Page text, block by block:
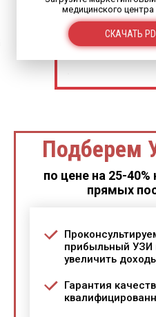
медицинского центра
СКАЧАТЬ
Подберем
по цене на 25-
прямых
прибыльный УЗИ
увеличить
Гарантия